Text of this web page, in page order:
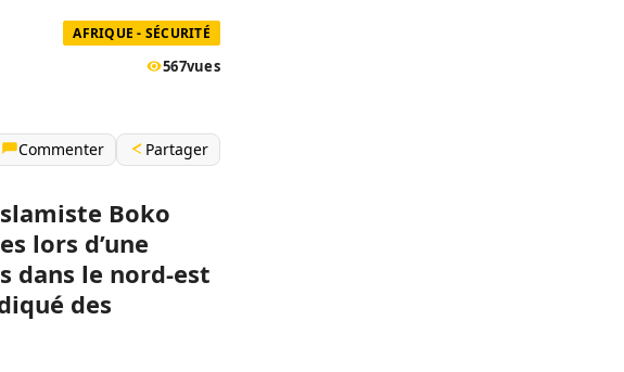
AFRIQUE - SÉCURITÉ
567vues
Commenter Partager
Boko
lors d’une
dans le nord-est
des